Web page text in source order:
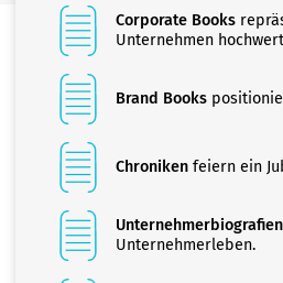
Corporate Books
Unternehmen
Brand Books
Chronikenfeiern ein
Unternehmerbiografien
Unternehmerleben.